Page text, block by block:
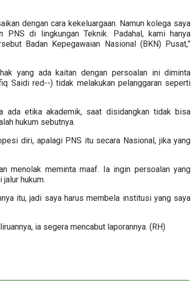
dengan cara kekeluargaan. Namun kolega saya
PNS di lingkungan Teknik. Padahal, kami hanya
Badan Kepegawaian Nasional (BKN) Pusat,”
yang ada kaitan dengan persoalan ini diminta
Saidi red--) tidak melakukan pelanggaran seperti
ada etika akademik, saat disidangkan tidak bisa
hukum sebutnya.
diri, apalagi PNS itu secara Nasional, jika yang
menolak meminta maaf. Ia ingin persoalan yang
hukum.
itu, jadi saya harus membela institusi yang saya
ia segera mencabut laporannya. (RH)